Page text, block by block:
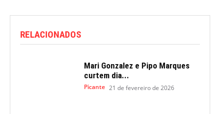
RELACIONADOS
Mari Gonzalez e Pipo Marques
curtem dia...
Picante 21 de fevereiro de 2026